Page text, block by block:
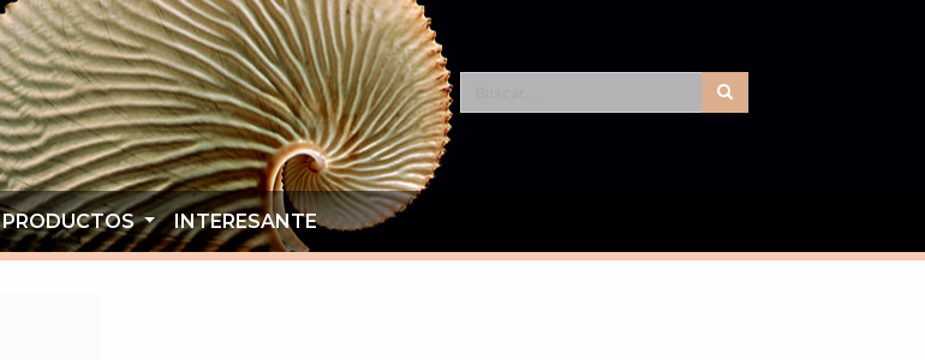
PRODUCTOS INTERESANTE